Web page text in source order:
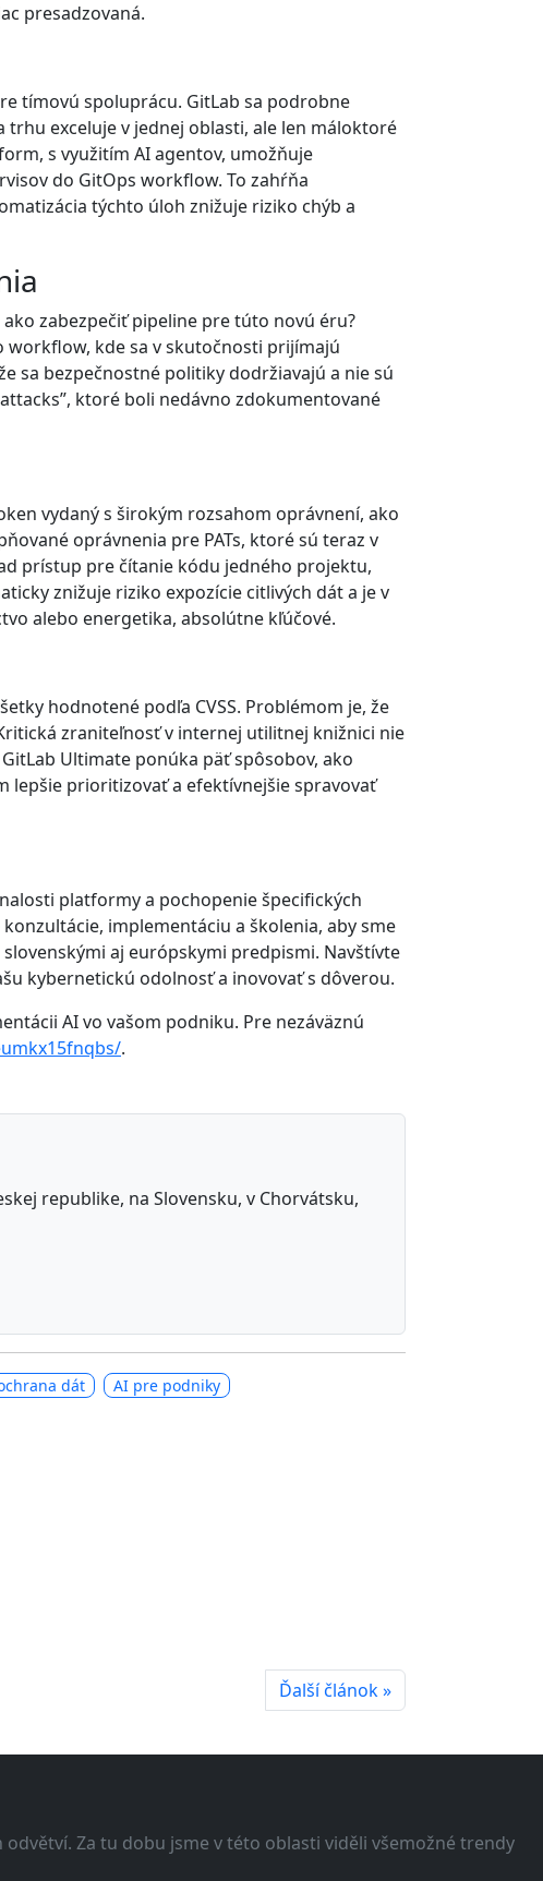
presadzovaná.
tímovú spoluprácu. GitLab sa podrobne
exceluje v jednej oblasti, ale len máloktoré
s využitím AI agentov, umožňuje
do GitOps workflow. To zahŕňa
týchto úloh znižuje riziko chýb a
zabezpečiť pipeline pre túto novú éru?
workflow, kde sa v skutočnosti prijímajú
sa bezpečnostné politiky dodržiavajú a nie sú
ktoré boli nedávno zdokumentované
vydaný s širokým rozsahom oprávnení, ako
oprávnenia pre PATs, ktoré sú teraz v
prístup pre čítanie kódu jedného projektu,
znižuje riziko expozície citlivých dát a je v
alebo energetika, absolútne kľúčové.
hodnotené podľa CVSS. Problémom je, že
zraniteľnosť v internej utilitnej knižnici nie
Ultimate ponúka päť spôsobov, ako
lepšie prioritizovať a efektívnejšie spravovať
platformy a pochopenie špecifických
implementáciu a školenia, aby sme
slovenskými aj európskymi predpismi. Navštívte
kybernetickú odolnosť a inovovať s dôverou.
AI vo vašom podniku. Pre nezáväznú
.
republike, na Slovensku, v Chorvátsku,
dát AI pre podniky
Ďalší článok »
Za tu dobu jsme v této oblasti viděli všemožné trendy